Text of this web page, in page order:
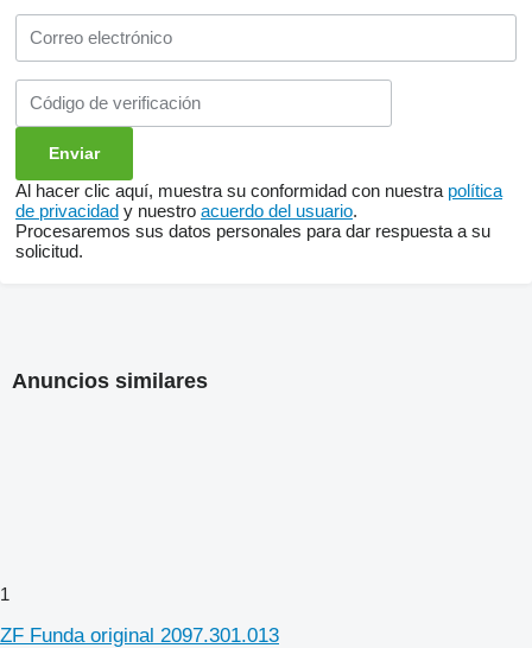
Al hacer clic aquí, muestra su conformidad con nuestra política
de privacidad y nuestro acuerdo del usuario.
Procesaremos sus datos personales para dar respuesta a su
solicitud.
Anuncios similares
1
ZF Funda original 2097.301.013